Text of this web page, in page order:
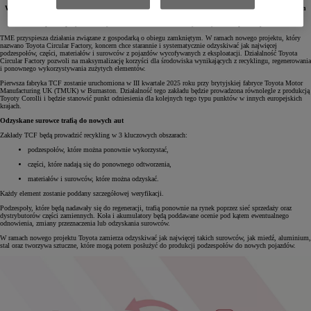
W III kwartale 2025 roku Toyota Motor Europe (TME) planuje uruchomić w brytyjskim Burnaston
TME przyspiesza działania związane z gospodarką o obiegu zamkniętym. W ramach nowego projektu, który
nazwano Toyota Circular Factory, koncern chce starannie i systematycznie odzyskiwać jak najwięcej
podzespołów, części, materiałów i surowców z pojazdów wycofywanych z eksploatacji. Działalność Toyota
Circular Factory pozwoli na maksymalizację korzyści dla środowiska wynikających z recyklingu, regenerowania
i ponownego wykorzystywania zużytych elementów.
Pierwsza fabryka TCF zostanie uruchomiona w III kwartale 2025 roku przy brytyjskiej fabryce Toyota Motor
Manufacturing UK (TMUK) w Burnaston. Działalność tego zakładu będzie prowadzona równolegle z produkcją
Toyoty Corolli i będzie stanowić punkt odniesienia dla kolejnych tego typu punktów w innych europejskich
krajach.
Odzyskane surowce trafią do nowych aut
Zakłady TCF będą prowadzić recykling w 3 kluczowych obszarach:
podzespołów, które można ponownie wykorzystać,
części, które nadają się do ponownego odtworzenia,
materiałów i surowców, które można odzyskać.
Każdy element zostanie poddany szczegółowej weryfikacji.
Podzespoły, które będą nadawały się do regeneracji, trafią ponownie na rynek poprzez sieć sprzedaży oraz
dystrybutorów części zamiennych. Koła i akumulatory będą poddawane ocenie pod kątem ewentualnego
odnowienia, zmiany przeznaczenia lub odzyskania surowców.
W ramach nowego projektu Toyota zamierza odzyskiwać jak najwięcej takich surowców, jak miedź, aluminium,
stal oraz tworzywa sztuczne, które mogą potem posłużyć do produkcji podzespołów do nowych pojazdów.